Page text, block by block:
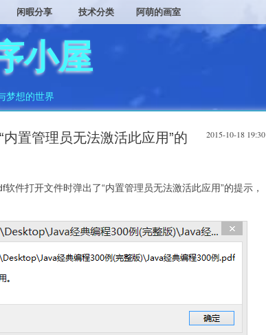
闲暇分享 技术分类 阿萌的画室
小屋
梦想的世界
2015-10-18 19:30
置管理员无法激活此应用”的
件打开文件时弹出了“内置管理员无法激活此应用”的提示，